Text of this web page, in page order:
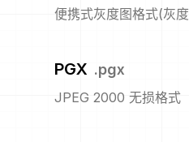
便携式灰度图格式(灰
PGX .pgx
JPEG 2000 无损格式